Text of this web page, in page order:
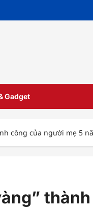
Gadget
công của người mẹ 5